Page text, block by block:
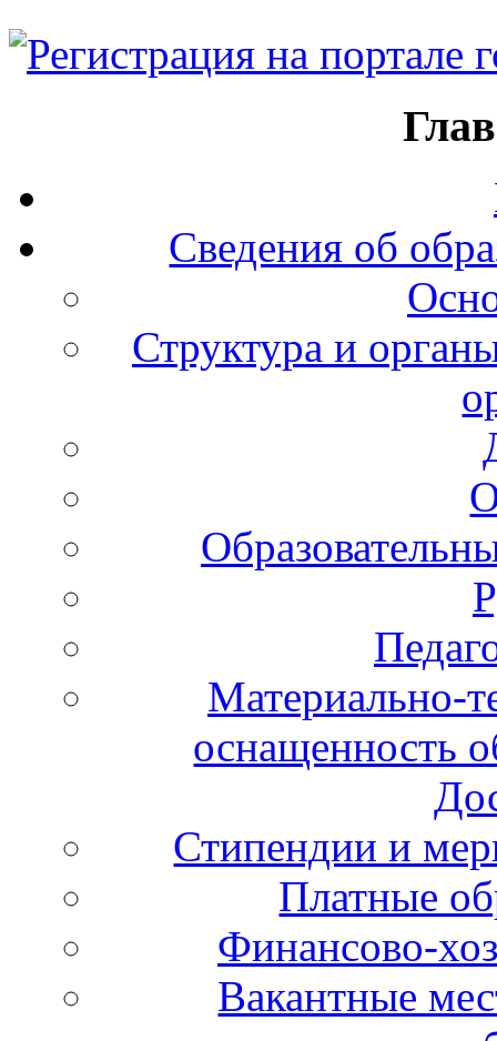
Сведения об
Структура и
Материально-
оснащенность
Стипендии и
Платные
Финансово-
Вакантные